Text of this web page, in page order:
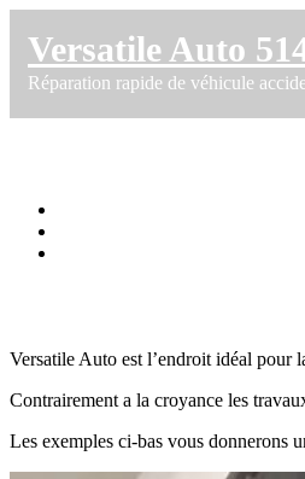
Versatile Auto
Réparation rapide de véhicule
Versatile Auto est l’endroit idéal pour
Contrairement a la croyance les
Les exemples ci-bas vous donnerons